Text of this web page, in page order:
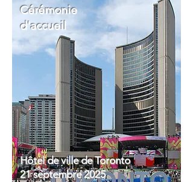
Cérémonie
d'accueil
Hôtel de ville de Toronto
21 septembre 2025